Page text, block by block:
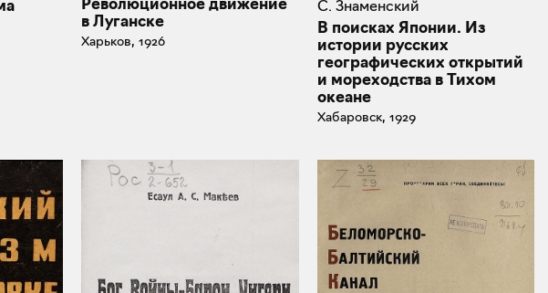
Революционное движение
в Луганске
Харьков, 1926
С. Знаменский
В поисках Японии. Из
истории русских
географических открытий
и мореходства в Тихом
океане
Хабаровск, 1929